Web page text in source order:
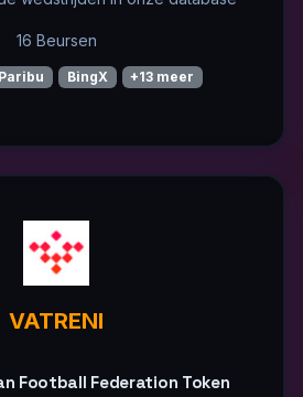
16 Beursen
Paribu BingX +13 meer
VATRENI
Football Federation Token